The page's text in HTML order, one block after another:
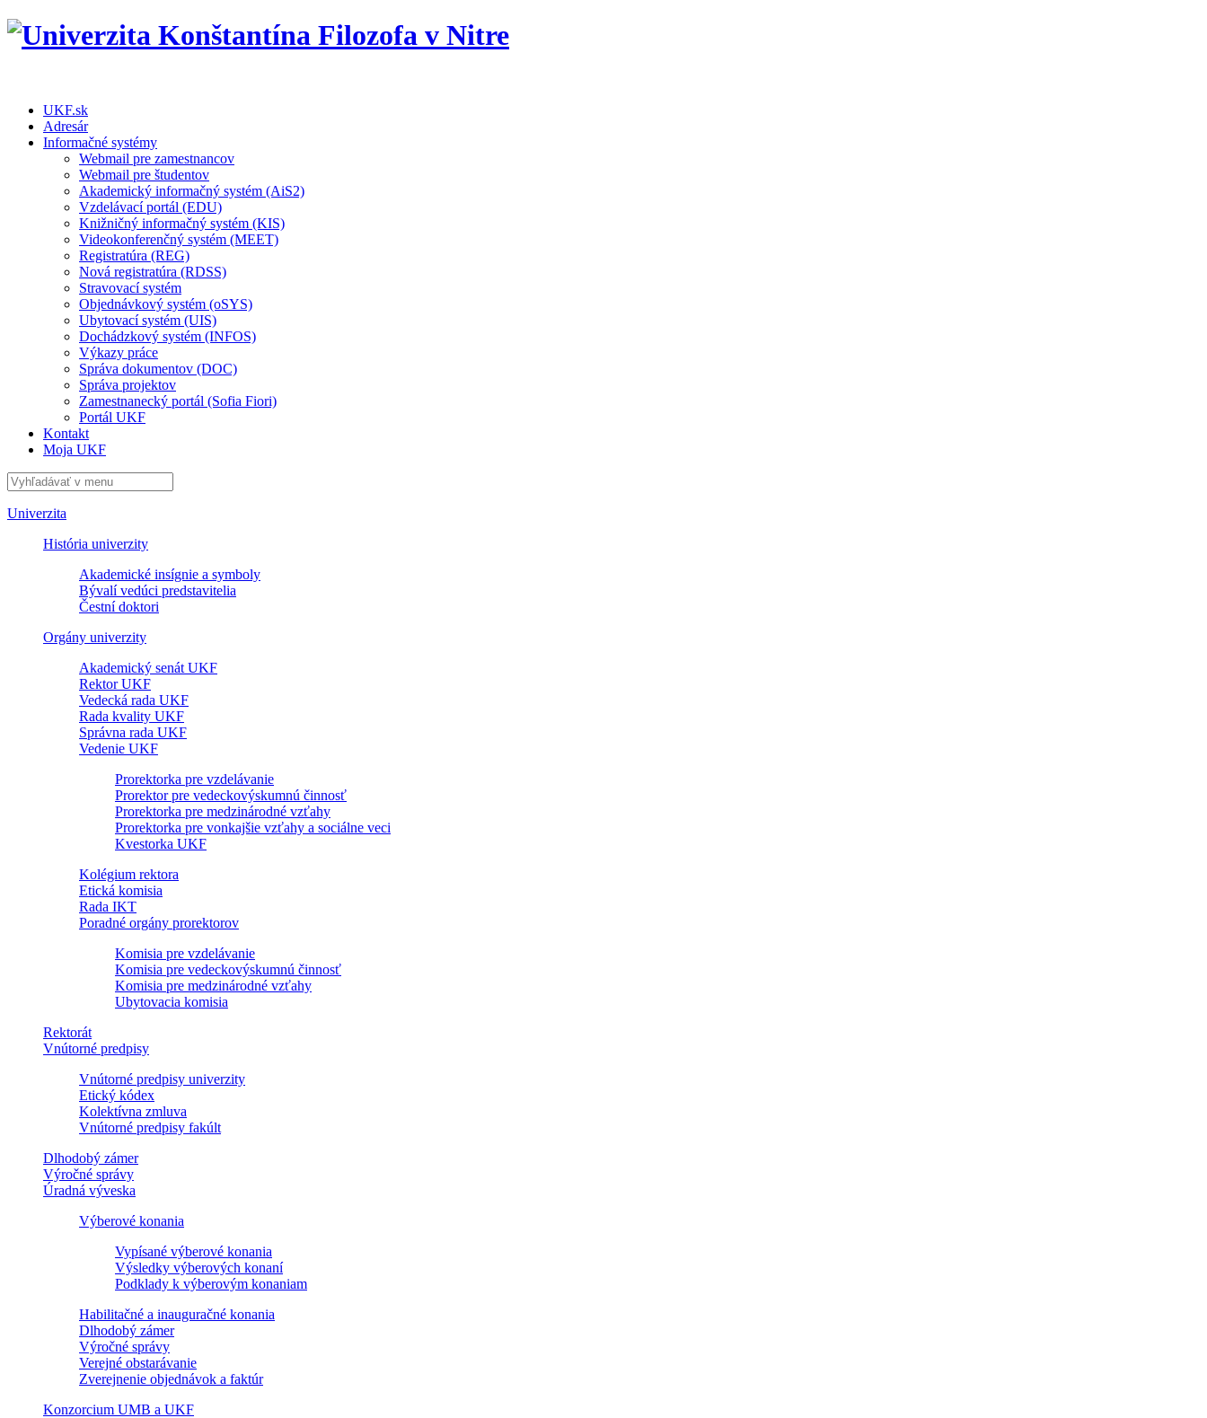
UKF.sk
Adresár
Informačné systémy
Webmail pre zamestnancov
Webmail pre študentov
Akademický informačný systém (AiS2)
Vzdelávací portál (EDU)
Knižničný informačný systém (KIS)
Videokonferenčný systém (MEET)
Registratúra (REG)
Nová registratúra (RDSS)
Stravovací systém
Objednávkový systém (oSYS)
Ubytovací systém (UIS)
Dochádzkový systém (INFOS)
Výkazy práce
Správa dokumentov (DOC)
Správa projektov
Zamestnanecký portál (Sofia Fiori)
Portál UKF
Kontakt
Moja UKF
Univerzita
História univerzity
Akademické insígnie a symboly
Bývalí vedúci predstavitelia
Čestní doktori
Orgány univerzity
Akademický senát UKF
Rektor UKF
Vedecká rada UKF
Rada kvality UKF
Správna rada UKF
Vedenie UKF
Prorektorka pre vzdelávanie
Prorektor pre vedeckovýskumnú činnosť
Prorektorka pre medzinárodné vzťahy
Prorektorka pre vonkajšie vzťahy a sociálne veci
Kvestorka UKF
Kolégium rektora
Etická komisia
Rada IKT
Poradné orgány prorektorov
Komisia pre vzdelávanie
Komisia pre vedeckovýskumnú činnosť
Komisia pre medzinárodné vzťahy
Ubytovacia komisia
Rektorát
Vnútorné predpisy
Vnútorné predpisy univerzity
Etický kódex
Kolektívna zmluva
Vnútorné predpisy fakúlt
Dlhodobý zámer
Výročné správy
Úradná výveska
Výberové konania
Vypísané výberové konania
Výsledky výberových konaní
Podklady k výberovým konaniam
Habilitačné a inauguračné konania
Dlhodobý zámer
Výročné správy
Verejné obstarávanie
Zverejnenie objednávok a faktúr
Konzorcium UMB a UKF